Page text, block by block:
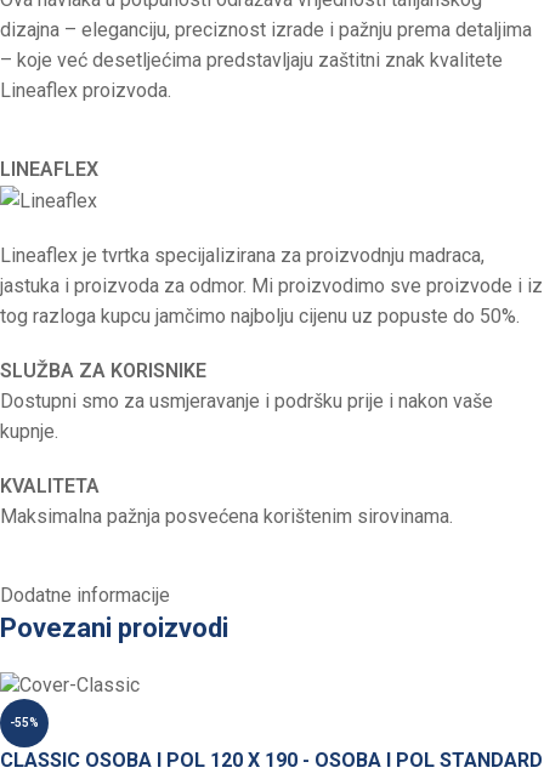
dizajna – eleganciju, preciznost izrade i pažnju prema detaljima
– koje već desetljećima predstavljaju zaštitni znak kvalitete
Lineaflex proizvoda.
LINEAFLEX
Lineaflex je tvrtka specijalizirana za proizvodnju madraca,
jastuka i proizvoda za odmor. Mi proizvodimo sve proizvode i iz
tog razloga kupcu jamčimo najbolju cijenu uz popuste do 50%.
SLUŽBA ZA KORISNIKE
Dostupni smo za usmjeravanje i podršku prije i nakon vaše
kupnje.
KVALITETA
Maksimalna pažnja posvećena korištenim sirovinama.
Dodatne informacije
Povezani proizvodi
-55%
CLASSIC OSOBA I POL 120 X 190 - OSOBA I POL STANDARD